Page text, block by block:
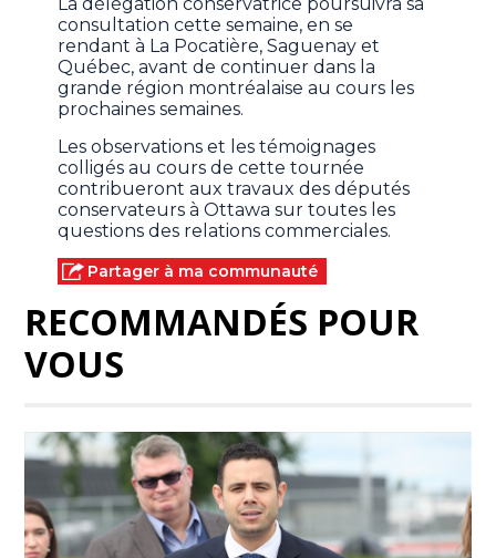
consultation cette semaine, en se
rendant à La Pocatière, Saguenay et
Québec, avant de continuer dans la
grande région montréalaise au cours les
prochaines semaines.
Les observations et les témoignages
colligés au cours de cette tournée
contribueront aux travaux des députés
conservateurs à Ottawa sur toutes les
questions des relations commerciales.
Partager à ma communauté
RECOMMANDÉS POUR
VOUS